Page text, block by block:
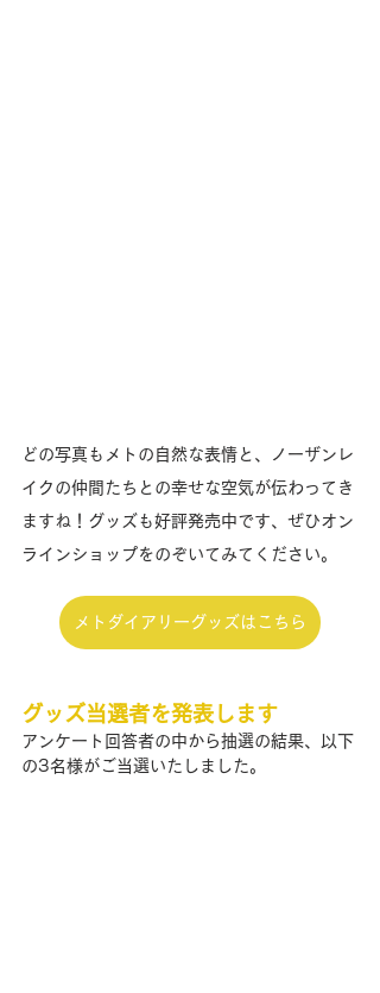
どの写真もメトの自然な表情と、ノーザンレ
イクの仲間たちとの幸せな空気が伝わってき
ますね！グッズも好評発売中です、ぜひオン
ラインショップをのぞいてみてください。
メトダイアリーグッズはこちら
グッズ当選者を発表します
アンケート回答者の中から抽選の結果、以下
の3名様がご当選いたしました。